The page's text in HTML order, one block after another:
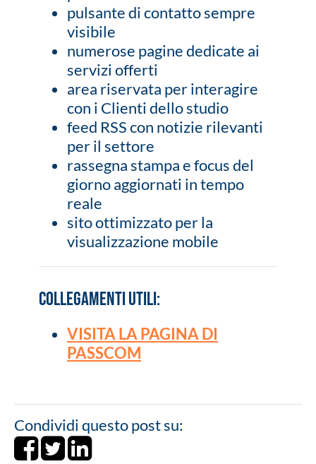
pulsante di contatto sempre
visibile
numerose pagine dedicate ai
servizi offerti
area riservata per interagire
con i Clienti dello studio
feed RSS con notizie rilevanti
per il settore
rassegna stampa e focus del
giorno aggiornati in tempo
reale
sito ottimizzato per la
visualizzazione mobile
COLLEGAMENTI UTILI:
VISITA LA PAGINA DI
PASSCOM
Condividi questo post su:
Share on Facebook
TweetShare on LinkedIn